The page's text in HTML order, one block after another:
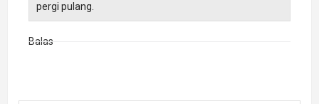
pergi pulang.
Balas